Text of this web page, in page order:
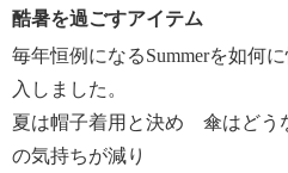
酷暑を過ごすアイテム
毎年恒例になるSummerを如何
入しました。
夏は帽子着用と決め 傘はどう
の気持ちが減り